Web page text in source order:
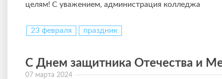
целям! С уважением, администрация колледжа
23 февраля праздник
С Днем защитника Отечества и
07 марта 2024